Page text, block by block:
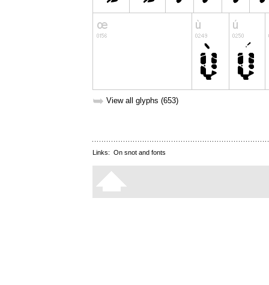
➥ View all glyphs (653)
Links: On snot and fonts